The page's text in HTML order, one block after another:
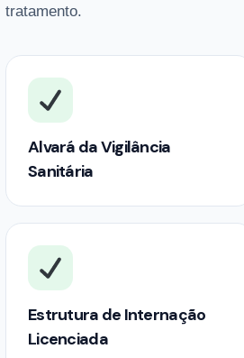
tratamento.
Alvará da Vigilância
Sanitária
Estrutura de Internação
Licenciada